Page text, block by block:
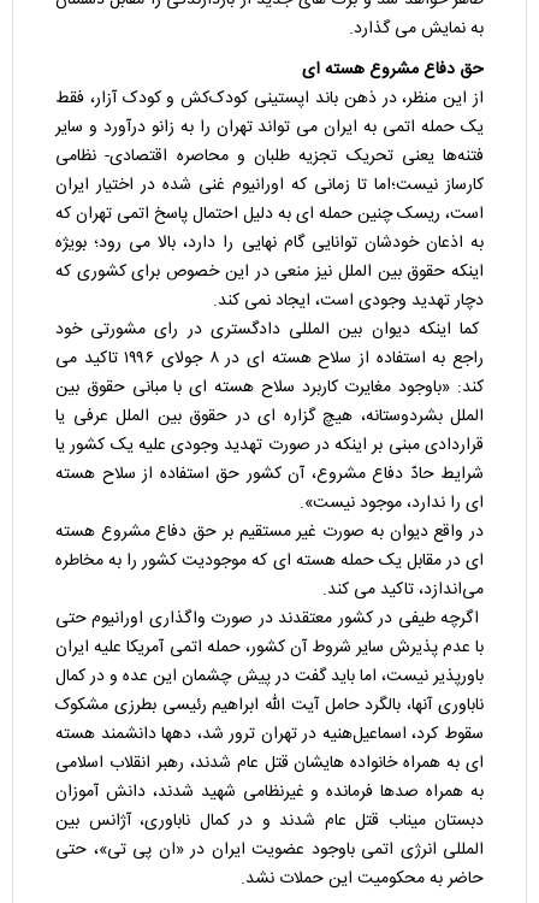
به نمایش می گذارد.
حق دفاع مشروع هسته ای
از این منظر، در ذهن باند اپستینی کودک‌کش و کودک آزار، فقط
یک حمله اتمی به ایران می تواند تهران را به زانو درآورد و سایر
فتنه‌ها یعنی تحریک تجزیه طلبان و محاصره اقتصادی- نظامی
کارساز نیست؛اما تا زمانی که اورانیوم غنی شده در اختیار ایران
است، ریسک چنین حمله ای به دلیل احتمال پاسخ اتمی تهران که
به اذعان خودشان توانایی گام نهایی را دارد، بالا می رود؛ بویژه
اینکه حقوق بین الملل نیز منعی در این خصوص برای کشوری که
دچار تهدید وجودی است، ایجاد نمی کند.
کما اینکه دیوان بین المللی دادگستری در رای مشورتی خود
راجع به استفاده از سلاح هسته ای در ۸ جولای ۱۹۹۶ تاکید می
کند: «باوجود مغایرت کاربرد سلاح هسته ای با مبانی حقوق بین
الملل بشردوستانه، هیچ گزاره ای در حقوق بین الملل عرفی یا
قراردادی مبنی بر اینکه در صورت تهدید وجودی علیه یک کشور یا
شرایط حادّ دفاع مشروع، آن کشور حق استفاده از سلاح هسته
ای را ندارد، موجود نیست».
در واقع دیوان به صورت غیر مستقیم بر حق دفاع مشروع هسته
ای در مقابل یک حمله هسته ای که موجودیت کشور را به مخاطره
می‌اندازد، تاکید می کند.
اگرچه طیفی در کشور معتقدند در صورت واگذاری اورانیوم حتی
با عدم پذیرش سایر شروط آن کشور، حمله اتمی آمریکا علیه ایران
باورپذیر نیست، اما باید گفت در پیش چشمان این عده و در کمال
ناباوری آنها، بالگرد حامل آیت الله ابراهیم رئیسی بطرزی مشکوک
سقوط کرد، اسماعیل‌هنیه در تهران ترور شد، دهها دانشمند هسته
ای به همراه خانواده هایشان قتل عام شدند، رهبر انقلاب اسلامی
به همراه صدها فرمانده و غیرنظامی شهید شدند، دانش آموزان
دبستان میناب قتل عام شدند و در کمال ناباوری، آژانس بین
المللی انرژی اتمی باوجود عضویت ایران در «ان پی تی»، حتی
حاضر به محکومیت این حملات نشد.